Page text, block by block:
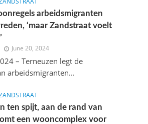
arbeidsmigranten
‘maar Zandstraat voelt
June 20, 2024
– Terneuzen legt de
arbeidsmigranten...
ten spijt, aan de rand van
een wooncomplex voor